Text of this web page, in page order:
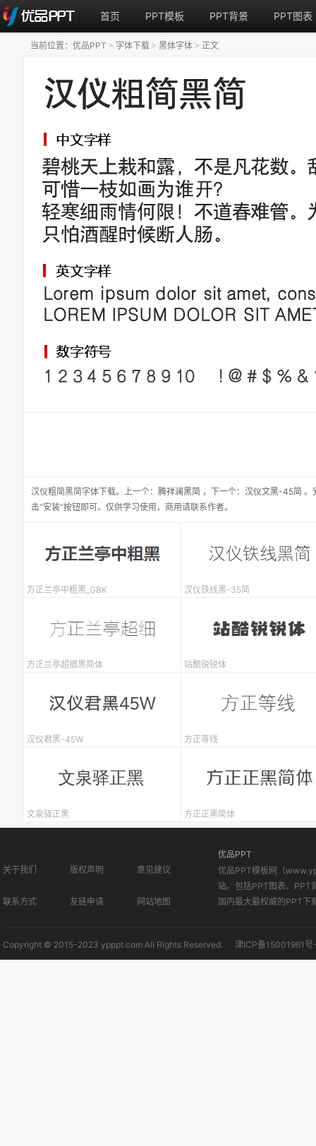
首页 PPT模板 PPT背景 PPT图表
汉仪粗简黑简字体下载。 上一个： 腾祥澜黑简 ， 下一个： 汉仪文黑-45简 。
击“安装”按钮即可。仅供学习使用，商用请联系作者。
当前位置： 优品PPT > 字体下载 > 黑体字体 > 正文
方正兰亭中粗黑_GBK 汉仪铁线黑-35简
方正兰亭超细黑简体 站酷锐锐体
汉仪君黑-45W 方正等线
文泉驿正黑 方正正黑简体
关于我们 版权声明 意见建议
联系方式 友链申请 网站地图
优品PPT
优品PPT模板网（
站。包括PPT图表、PPT
国内最大最权威的PPT下
Copyright © 2015-2023 ypppt.com All Rights Reserved. 津ICP备15001961号